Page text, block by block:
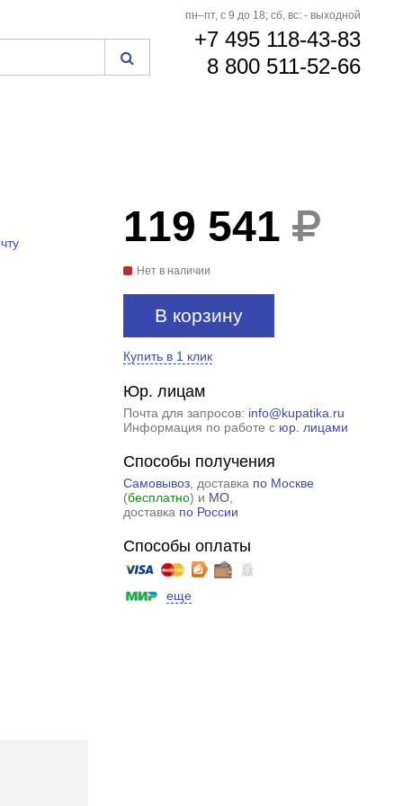
пн–пт, с 9 до 18; сб, вс: - выходной
+7 495 118-43-83
8 800 511-52-66
119 541
Нет в наличии
В корзину
Купить в 1 клик
Юр. лицам
Почта для запросов: info@kupatika.ru
Информация по работе с юр. лицами
Способы получения
Самовывоз, доставка по Москве
(бесплатно) и МО,
доставка по России
Способы оплаты
еще